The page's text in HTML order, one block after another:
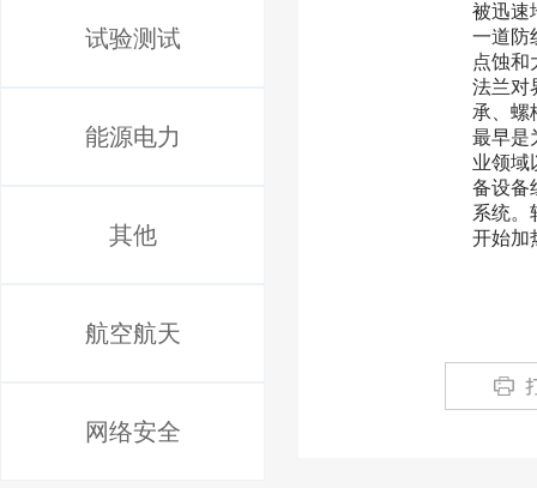
试验测试
能源电力
其他
航空航天
网络安全
被迅速
一道防
点蚀和
法兰对
承、螺
最早是
业领域
备设备
系统。
开始加